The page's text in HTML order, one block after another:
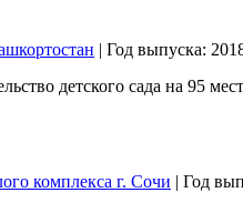
| Год выпуска:
детского сада на 95
комплекса г. Сочи | Год